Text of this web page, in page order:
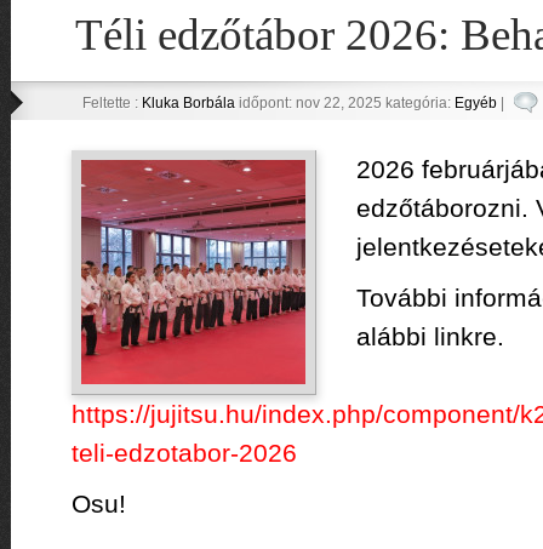
Téli edzőtábor 2026:
Feltette : Kluka Borbálaidőpont: nov 22, 2025 kategória: Egyéb|
2026
edzőtáborozni.
További
alábbi linkre.
https://jujitsu.hu/index.php/component/
teli-edzotabor-2026
Osu!